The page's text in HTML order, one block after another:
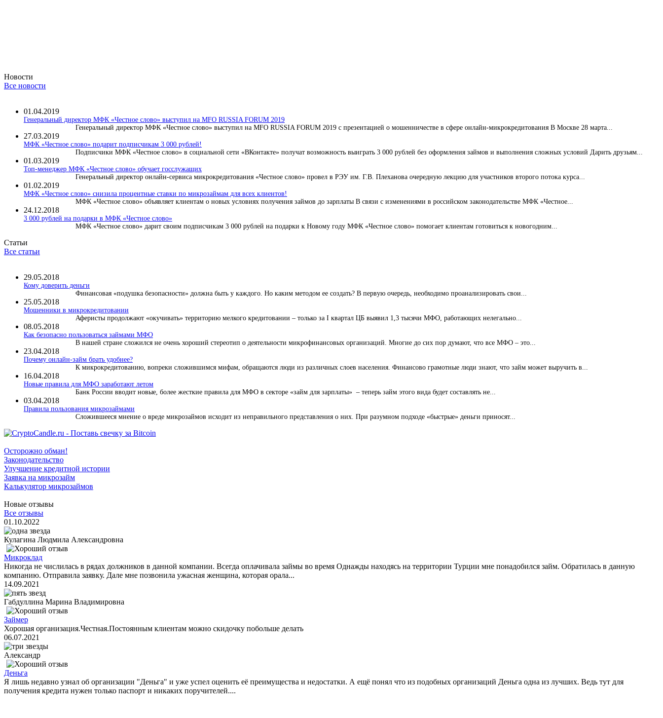
Новости
Все новости
01.04.2019
Генеральный директор МФК «Честное слово» выступил на MFO RUSSIA FORUM 2019
Генеральный директор МФК «Честное слово» выступил на MFO RUSSIA FORUM 2019 с презентацией о мошенничестве в сфере онлайн-микрокредитования В Москве 28 марта...
27.03.2019
МФК «Честное слово» подарит подписчикам 3 000 рублей!
Подписчики МФК «Честное слово» в социальной сети «ВКонтакте» получат возможность выиграть 3 000 рублей без оформления займов и выполнения сложных условий Дарить друзьям...
01.03.2019
Топ-менеджер МФК «Честное слово» обучает госслужащих
Генеральный директор онлайн-сервиса микрокредитования «Честное слово» провел в РЭУ им. Г.В. Плеханова очередную лекцию для участников второго потока курса...
01.02.2019
МФК «Честное слово» снизила процентные ставки по микрозаймам для всех клиентов!
МФК «Честное слово» объявляет клиентам о новых условиях получения займов до зарплаты В связи с изменениями в российском законодательстве МФК «Честное...
24.12.2018
3 000 рублей на подарки в МФК «Честное слово»
МФК «Честное слово» дарит своим подписчикам 3 000 рублей на подарки к Новому году МФК «Честное слово» помогает клиентам готовиться к новогодним...
Статьи
Все статьи
29.05.2018
Кому доверить деньги
Финансовая «подушка безопасности» должна быть у каждого. Но каким методом ее создать? В первую очередь, необходимо проанализировать свои...
25.05.2018
Мошенники в микрокредитовании
Аферисты продолжают «окучивать» территорию мелкого кредитовании – только за I квартал ЦБ выявил 1,3 тысячи МФО, работающих нелегально...
08.05.2018
Как безопасно пользоваться займами МФО
В нашей стране сложился не очень хороший стереотип о деятельности микрофинансовых организаций. Многие до сих пор думают, что все МФО – это...
23.04.2018
Почему онлайн-займ брать удобнее?
К микрокредитованию, вопреки сложившимся мифам, обращаются люди из различных слоев населения. Финансово грамотные люди знают, что займ может выручить в...
16.04.2018
Новые правила для МФО заработают летом
Банк России вводит новые, более жесткие правила для МФО в секторе «займ для зарплаты» – теперь займ этого вида будет составлять не...
03.04.2018
​Правила пользования микрозаймами
Сложившееся мнение о вреде микрозаймов исходит из неправильного представления о них. При разумном подходе «быстрые» деньги приносят...
Осторожно обман!
Законодательство
Улучшение кредитной истории
Заявка на микрозайм
Калькулятор микрозаймов
Новые отзывы
Все отзывы
01.10.2022
Кулагина Людмила Александровна
Микроклад
Никогда не числилась в рядах должников в данной компании. Всегда оплачивала займы во время Однажды находясь на территории Турции мне понадобился займ. Обратилась в данную
компанию. Отправила заявку. Дале мне позвонила ужасная женщина, которая орала...
14.09.2021
Габдуллина Марина Владимировна
Займер
Хорошая организация.Честная.Постоянным клиентам можно скидочку побольше делать
06.07.2021
Александр
Деньга
Я лишь недавно узнал об организации "Деньга" и уже успел оценить её преимущества и недостатки. А ещё понял что из подобных организаций Деньга одна из лучших. Ведь тут для
получения кредита нужен только паспорт и никаких поручителей....